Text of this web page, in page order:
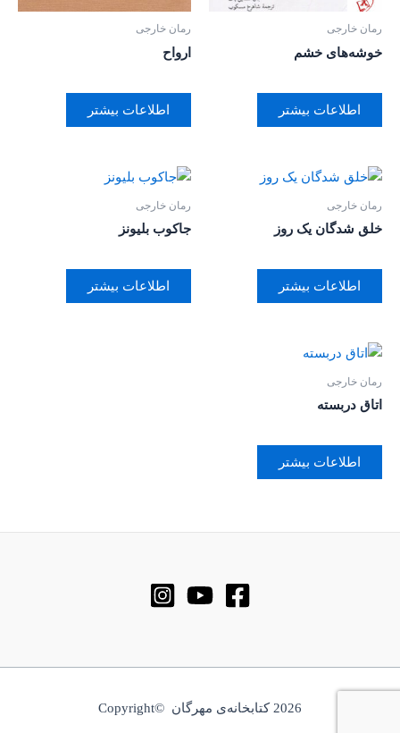
رمان خارجی
خوشه‌های خشم
اطلاعات بیشتر
رمان خارجی
ارواح
اطلاعات بیشتر
رمان خارجی
خلق شدگان یک روز
اطلاعات بیشتر
رمان خارجی
جاکوب بلیونز
اطلاعات بیشتر
رمان خارجی
اتاق دربسته
اطلاعات بیشتر
2026 کتابخانه‌ی مهرگان ©Copyright